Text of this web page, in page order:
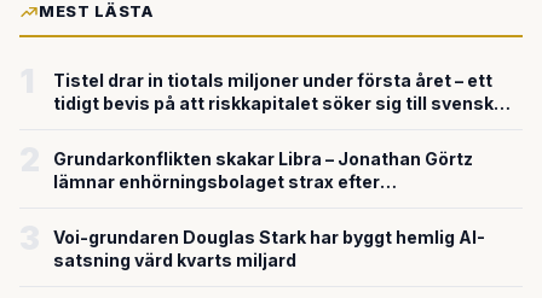
MEST LÄSTA
Tistel drar in tiotals miljoner under första året – ett
tidigt bevis på att riskkapitalet söker sig till svensk
Grundarkonflikten skakar Libra – Jonathan Görtz
lämnar enhörningsbolaget strax efter
Voi-grundaren Douglas Stark har byggt hemlig AI-
satsning värd kvarts miljard